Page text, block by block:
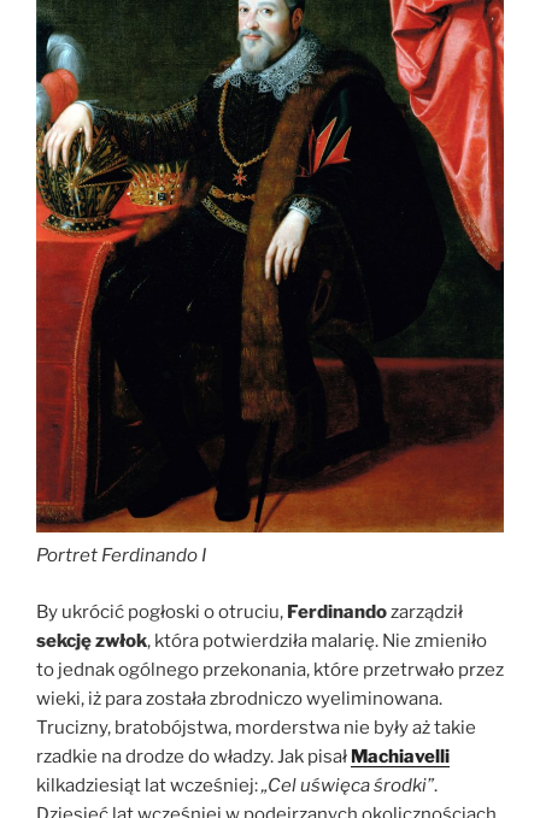
Portret Ferdinando I
By ukrócić pogłoski o otruciu, Ferdinandozarządził
sekcję zwłok, która potwierdziła malarię. Nie zmieniło
to jednak ogólnego przekonania, które przetrwało przez
wieki, iż para została zbrodniczo wyeliminowana.
Trucizny, bratobójstwa, morderstwa nie były aż takie
rzadkie na drodze do władzy. Jak pisał Machiavelli
kilkadziesiąt lat wcześniej:„Cel uświęca środki”.